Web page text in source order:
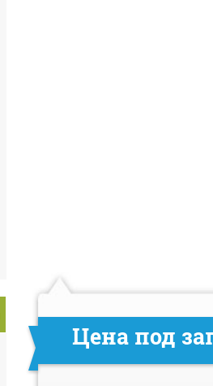
Цена под